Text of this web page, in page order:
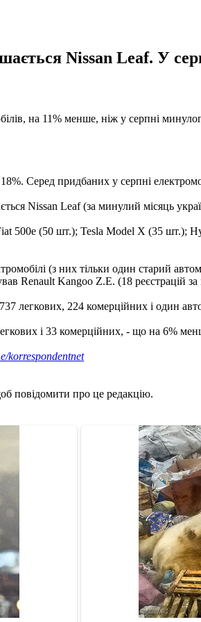
Nissan Leaf. У
на 11% менше, ніж у серпні
Серед придбаних у серпні
Nissan Leaf (за минулий місяць
500е (50 шт.); Tesla Model X (35
(з них тільки один старий
Renault Kangoo Z.E. (18 реєстрацій за
легкових, 224 комерційних і один
і 33 комерційних, - що на 6%
korrespondentnet
повідомити про це редакцію.